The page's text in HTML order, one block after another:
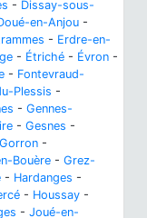
- Dissay-sous-
en-Anjou -
- Erdre-en-
- Étriché - Évron -
- Fontevraud-
Plessis -
- Gennes-
- Gesnes -
Gorron -
Bouère - Grez-
- Hardanges -
- Houssay -
- Joué-en-